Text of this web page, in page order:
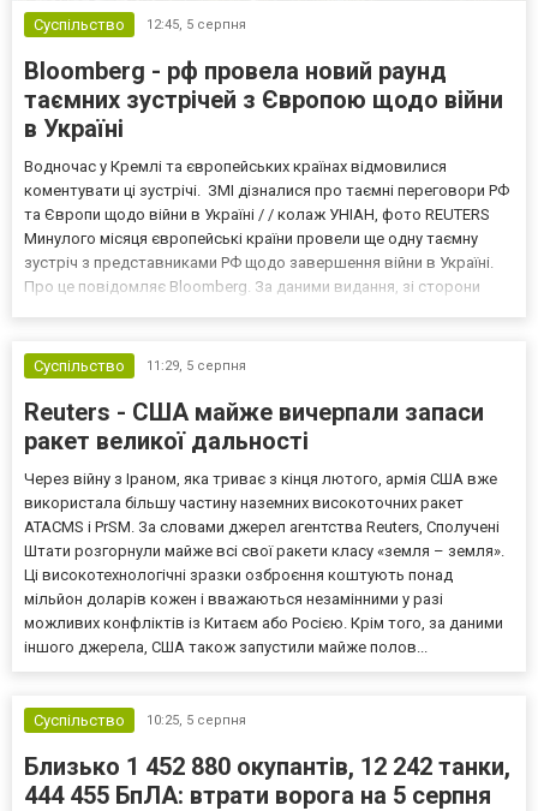
Суспільство 12:45, 5 серпня
Bloomberg - рф провела новий раунд
таємних зустрічей з Європою щодо війни
в Україні
Водночас у Кремлі та європейських країнах відмовилися
коментувати ці зустрічі. ЗМІ дізналися про таємні переговори РФ
та Європи щодо війни в Україні / / колаж УНІАН, фото REUTERS
Минулого місяця європейські країни провели ще одну таємну
зустріч з представниками РФ щодо завершення війни в Україні.
Про це повідомляє Bloomberg. За даними видання, зі сторони
Суспільство
11:29, 5 серпня
Reuters - США майже вичерпали запаси
ракет великої дальності
Через війну з Іраном, яка триває з кінця лютого, армія США вже
використала більшу частину наземних високоточних ракет
ATACMS і PrSM. За словами джерел агентства Reuters, Сполучені
Штати розгорнули майже всі свої ракети класу «земля – земля».
Ці високотехнологічні зразки озброєння коштують понад
мільйон доларів кожен і вважаються незамінними у разі
можливих конфліктів із Китаєм або Росією. Крім того, за даними
іншого джерела, США також запустили майже полов...
Суспільство 10:25, 5 серпня
Близько 1 452 880 окупантів, 12 242 танки,
444 455 БпЛА: втрати ворога на 5 серпня